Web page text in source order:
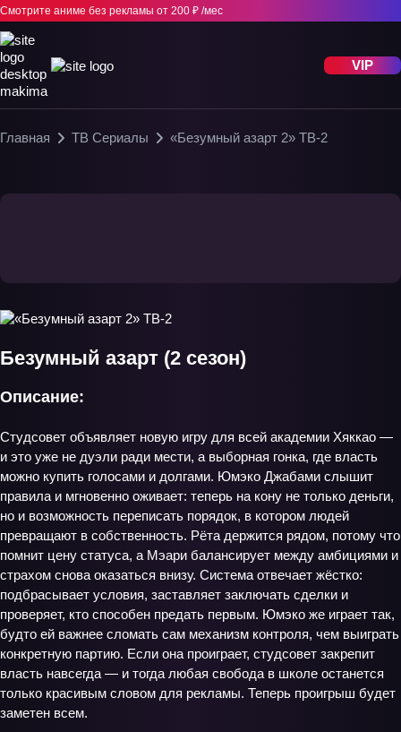
Смотрите аниме без рекламы от 200 ₽ /мес
VIP
Главная ТВ Сериалы «Безумный азарт 2» ТВ-2
Безумный азарт (2 сезон)
Описание:
Студсовет объявляет новую игру для всей академии Хяккао —
и это уже не дуэли ради мести, а выборная гонка, где власть
можно купить голосами и долгами. Юмэко Джабами слышит
правила и мгновенно оживает: теперь на кону не только деньги,
но и возможность переписать порядок, в котором людей
превращают в собственность. Рёта держится рядом, потому что
помнит цену статуса, а Мэари балансирует между амбициями и
страхом снова оказаться внизу. Система отвечает жёстко:
подбрасывает условия, заставляет заключать сделки и
проверяет, кто способен предать первым. Юмэко же играет так,
будто ей важнее сломать сам механизм контроля, чем выиграть
конкретную партию. Если она проиграет, студсовет закрепит
власть навсегда — и тогда любая свобода в школе останется
только красивым словом для рекламы. Теперь проигрыш будет
заметен всем.